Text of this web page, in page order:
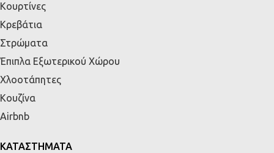
Κουρτίνες
Κρεβάτια
Στρώματα
Έπιπλα Εξωτερικού Χώρου
Χλοοτάπητες
Κουζίνα
Airbnb
ΚΑΤΑΣΤΗΜΑΤΑ